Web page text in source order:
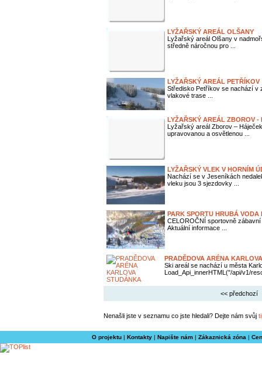
LYŽAŘSKÝ AREÁL OLŠANY
Lyžařský areál Olšany v
středně náročnou pro ...
LYŽAŘSKÝ AREÁL PETŘÍKOV
Středisko Petříkov se nachází v
vlakové trase ...
LYŽAŘSKÝ AREÁL ZBOROV -
Lyžařský areál Zborov –
upravovanou a osvětlenou ...
LYŽAŘSKÝ VLEK V HORNÍM
Nachází se v Jeseníkách
vleku jsou 3 sjezdovky ...
PARK SPORTU HRUBÁ VODA
CELOROČNÍ sportovně
Aktuální informace ...
PRADĚDOVA ARÉNA
Ski areál se nachází u města
Load_Api_innerHTML("/api/v1/
<< předchozí
Nenašli jste v seznamu co jste hledali? Dejte nám svůj
O projektu| Kontakty| Napište nám| Zákaznická zóna |